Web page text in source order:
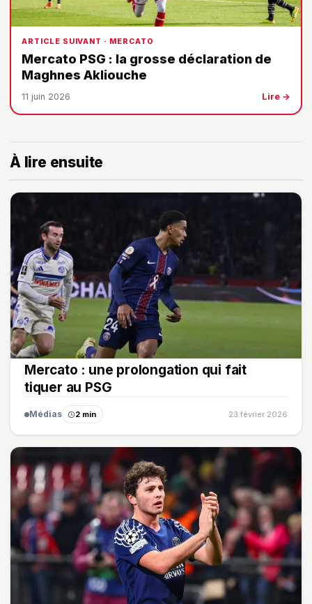
ARTICLE SUIVANT · MERCATO
Mercato PSG : la grosse déclaration de
Maghnes Akliouche
11 juin 2026 Lire →
À lire ensuite
Mercato : une prolongation qui fait
tiquer au PSG
Médias 2 min 23 février 2026